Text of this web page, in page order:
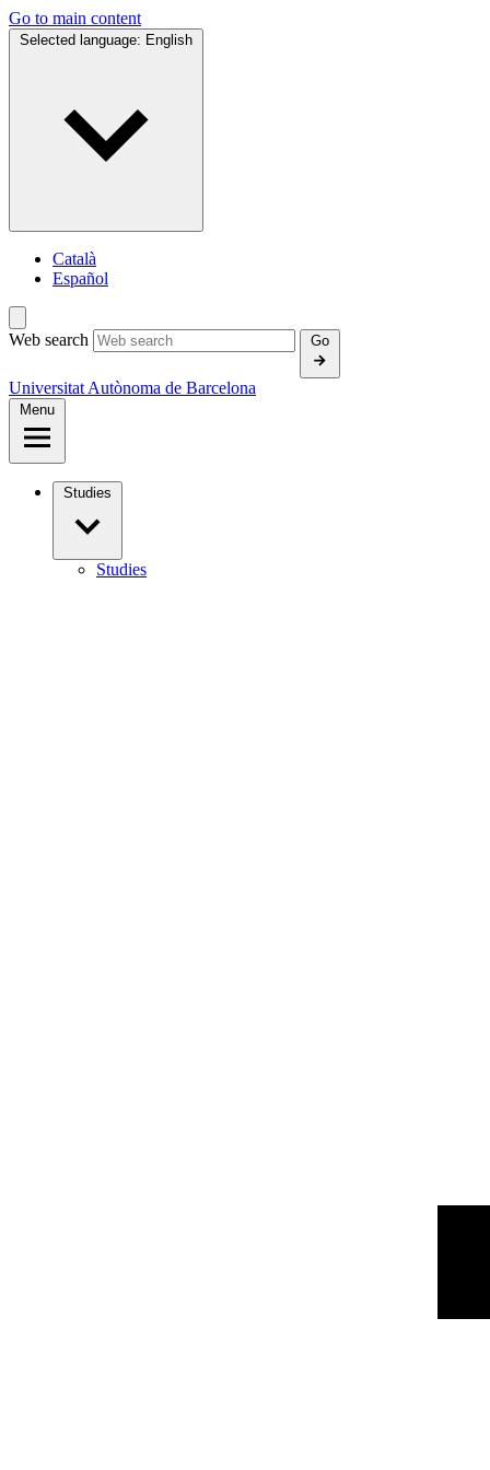
Go to main content
Selected language: English
Català
Español
Web search Go
Universitat Autònoma de Barcelona
Menu
Studies
Studies